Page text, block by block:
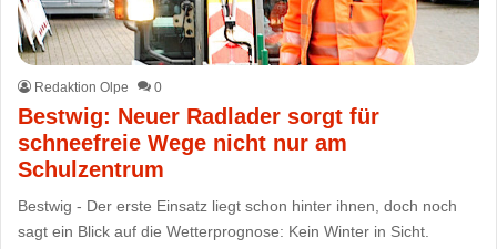
Redaktion Olpe 0
Bestwig: Neuer Radlader sorgt für
schneefreie Wege nicht nur am
Schulzentrum
Bestwig - Der erste Einsatz liegt schon hinter ihnen, doch noch
sagt ein Blick auf die Wetterprognose: Kein Winter in Sicht.